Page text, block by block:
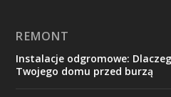
REMONT
Instalacje odgromowe:
Twojego domu przed burzą